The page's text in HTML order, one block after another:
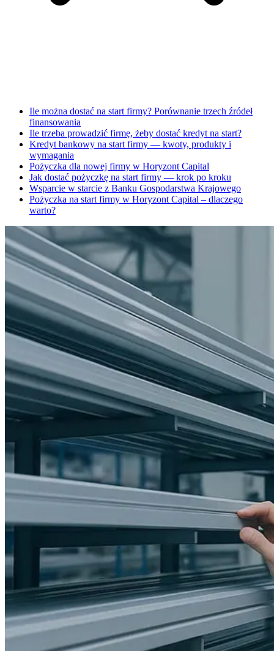
Ile można dostać na start firmy? Porównanie trzech źródeł
finansowania
Ile trzeba prowadzić firmę, żeby dostać kredyt na start?
Kredyt bankowy na start firmy — kwoty, produkty i
wymagania
Pożyczka dla nowej firmy w Horyzont Capital
Jak dostać pożyczkę na start firmy — krok po kroku
Wsparcie w starcie z Banku Gospodarstwa Krajowego
Pożyczka na start firmy w Horyzont Capital – dlaczego
warto?